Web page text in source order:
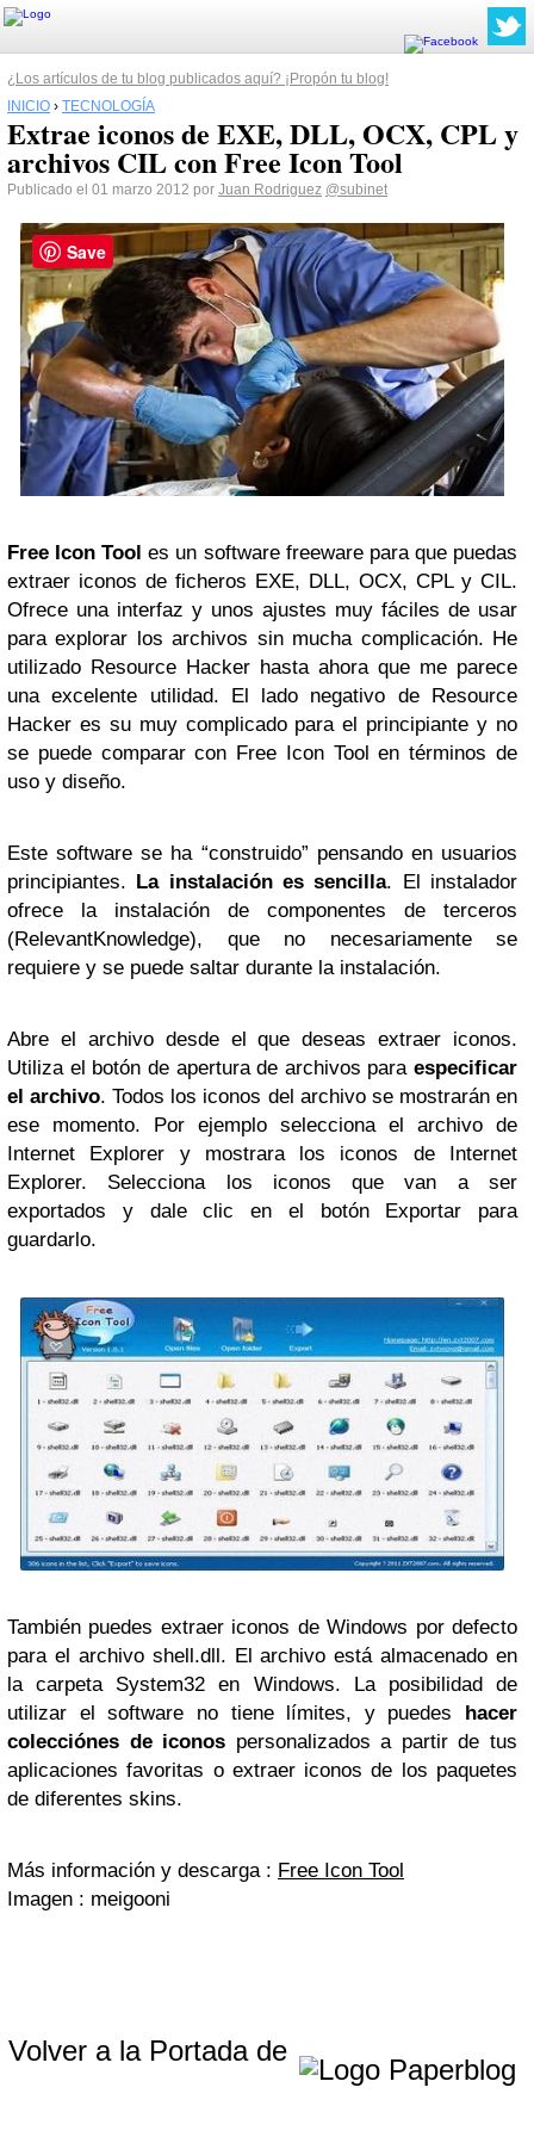
¿Los artículos de tu blog publicados aquí? ¡Propón tu blog!
INICIO › TECNOLOGÍA
Extrae iconos de EXE, DLL, OCX, CPL y
archivos CIL con Free Icon Tool
Publicado el 01 marzo 2012 por Juan Rodriguez @subinet
Free Icon Tool es un software freeware para que puedas
extraer iconos de ficheros EXE, DLL, OCX, CPL y CIL.
Ofrece una interfaz y unos ajustes muy fáciles de usar
para explorar los archivos sin mucha complicación. He
utilizado Resource Hacker hasta ahora que me parece
una excelente utilidad. El lado negativo de Resource
Hacker es su muy complicado para el principiante y no
se puede comparar con Free Icon Tool en términos de
uso y diseño.
Este software se ha “construido” pensando en usuarios
principiantes. La instalación es sencilla. El instalador
ofrece la instalación de componentes de terceros
(RelevantKnowledge), que no necesariamente se
requiere y se puede saltar durante la instalación.
Abre el archivo desde el que deseas extraer iconos.
Utiliza el botón de apertura de archivos para especificar
el archivo. Todos los iconos del archivo se mostrarán en
ese momento. Por ejemplo selecciona el archivo de
Internet Explorer y mostrara los iconos de Internet
Explorer. Selecciona los iconos que van a ser
exportados y dale clic en el botón Exportar para
guardarlo.
También puedes extraer iconos de Windows por defecto
para el archivo shell.dll. El archivo está almacenado en
la carpeta System32 en Windows. La posibilidad de
utilizar el software no tiene límites, y puedes hacer
colecciónes de iconos personalizados a partir de tus
aplicaciones favoritas o extraer iconos de los paquetes
de diferentes skins.
Más información y descarga : Free Icon Tool
Imagen : meigooni
Volver a la Portada de
Save